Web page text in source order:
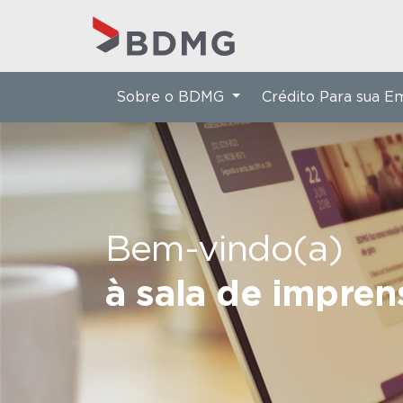
Bem-vindo(a)
à sala de
Sobre o BDMG Crédito Para sua